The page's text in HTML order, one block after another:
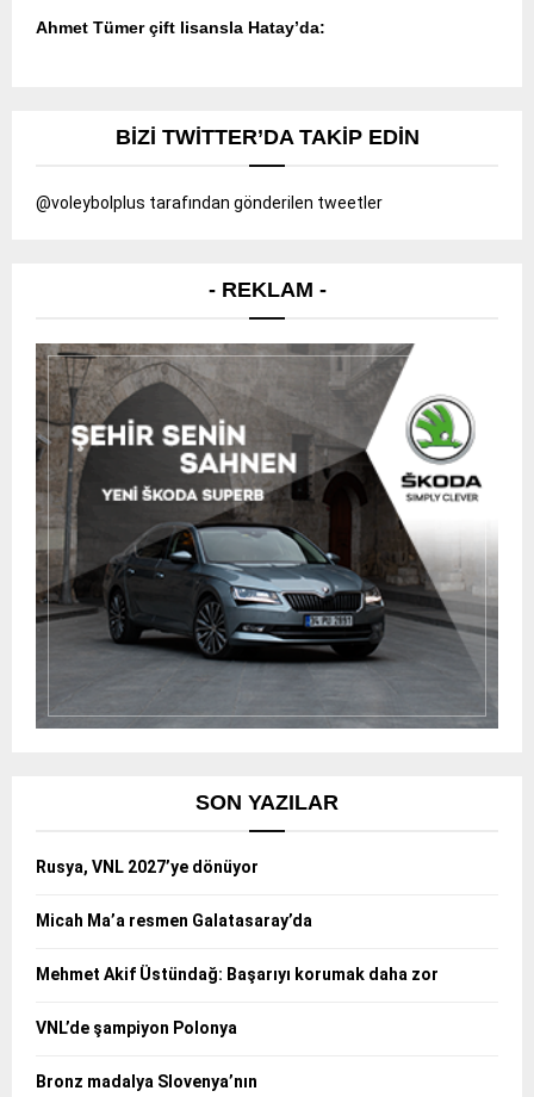
Ahmet Tümer çift lisansla Hatay’da:
BIZI TWITTER’DA TAKIP EDIN
@voleybolplus tarafından gönderilen tweetler
- REKLAM -
SON YAZILAR
Rusya, VNL 2027’ye dönüyor
Micah Ma’a resmen Galatasaray’da
Mehmet Akif Üstündağ: Başarıyı korumak daha zor
VNL’de şampiyon Polonya
Bronz madalya Slovenya’nın